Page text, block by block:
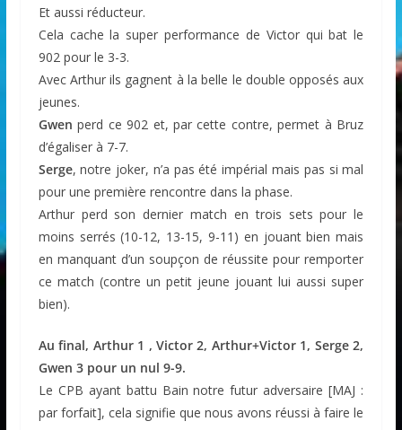
Et aussi réducteur.
Cela cache la super performance de Victor qui bat le
902 pour le 3-3.
Avec Arthur ils gagnent à la belle le double opposés aux
jeunes.
Gwen perd ce 902 et, par cette contre, permet à Bruz
d’égaliser à 7-7.
Serge, notre joker, n’a pas été impérial mais pas si mal
pour une première rencontre dans la phase.
Arthur perd son dernier match en trois sets pour le
moins serrés (10-12, 13-15, 9-11) en jouant bien mais
en manquant d’un soupçon de réussite pour remporter
ce match (contre un petit jeune jouant lui aussi super
bien).
Au final, Arthur 1 , Victor 2, Arthur+Victor 1, Serge 2,
Gwen 3 pour un nul 9-9.
Le CPB ayant battu Bain notre futur adversaire [MAJ :
par forfait], cela signifie que nous avons réussi à faire le